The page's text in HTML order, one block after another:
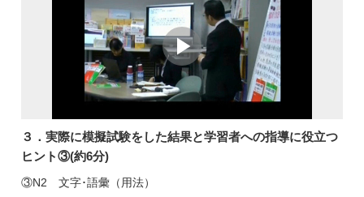
３．実際に模擬試験をした結果と学習者への指導に役立つ
ヒント③(約6分)
③N2 文字･語彙（用法）